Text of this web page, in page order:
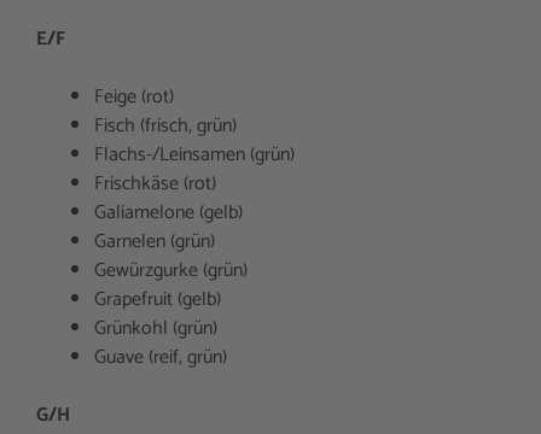
E/F
Feige (rot)
Fisch (frisch, grün)
Flachs-/Leinsamen (grün)
Frischkäse (rot)
Galiamelone (gelb)
Garnelen (grün)
Gewürzgurke (grün)
Grapefruit (gelb)
Grünkohl (grün)
Guave (reif, grün)
G/H